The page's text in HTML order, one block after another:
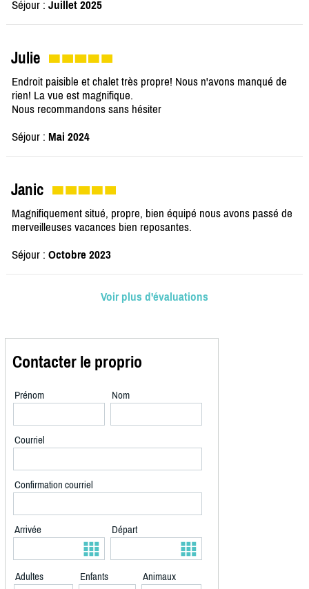
Séjour : Juillet 2025
Julie
Endroit paisible et chalet très propre! Nous n'avons manqué de
rien! La vue est magnifique.
Nous recommandons sans hésiter
Séjour : Mai 2024
Janic
Magnifiquement situé, propre, bien équipé nous avons passé de
merveilleuses vacances bien reposantes.
Séjour : Octobre 2023
Voir plus d'évaluations
Contacter le proprio
Prénom Nom
Courriel
Confirmation courriel
Arrivée Départ
Adultes Enfants Animaux